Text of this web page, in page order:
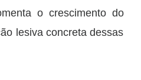
o crescimento do
lesiva concreta dessas